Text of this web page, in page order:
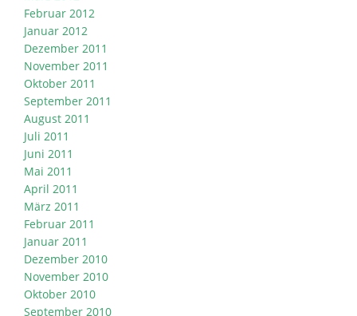
Februar 2012
Januar 2012
Dezember 2011
November 2011
Oktober 2011
September 2011
August 2011
Juli 2011
Juni 2011
Mai 2011
April 2011
März 2011
Februar 2011
Januar 2011
Dezember 2010
November 2010
Oktober 2010
September 2010